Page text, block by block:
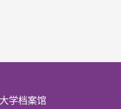
学档案馆